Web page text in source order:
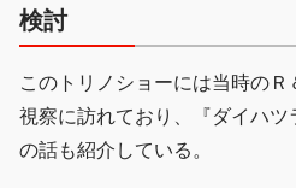
検討
このトリノショーには当時の
視察に訪れており、『ダイハ
の話も紹介している。